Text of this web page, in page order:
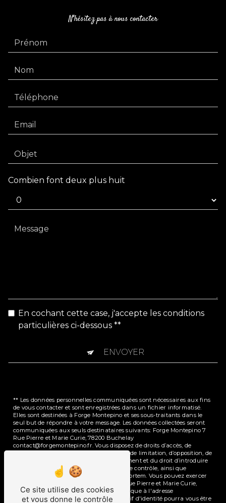
N'hésitez pas à nous contacter
Combien font deux plus huit
En cochant cette case, j'accepte les conditions
particulières ci-dessous **
ENVOYER
** Les données personnelles communiquées sont nécessaires aux fins
de vous contacter et sont enregistrées dans un fichier informatisé.
Elles sont destinées à Forge Montepino et ses sous-traitants dans le
seul but de répondre à votre message. Les données collectées seront
communiquées aux seuls destinataires suivants: Forge Montepino 7
Rue Pierre et Marie Curie, 78200 Buchelay
contact@forgemontepino.fr. Vous disposez de droits d’accès, de
rectification, d’effacement, de portabilité, de limitation, d’opposition, de
retrait de votre consentement à tout moment et du droit d’introduire
une réclamation auprès d’une autorité de contrôle, ainsi que
d’organiser le sort de vos données post-mortem. Vous pouvez exercer
ces droits par voie postale à l'adresse 7 Rue Pierre et Marie Curie,
78200 Buchelay ou par courrier électronique à l'adresse
contact@forgemontepino.fr. Un justificatif d'identité pourra vous être
Ce site utilise des cookies
et vous donne le contrôle